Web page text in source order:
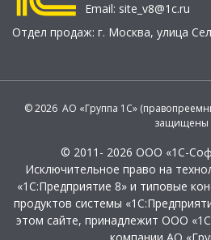
Email: site_v8@1c.ru
Отдел продаж: г. Москва, улица
© 2026 АО «Группа 1С»
защищены
© 2011- 2026 ООО «1С-
Исключительное право на
«1С:Предприятие 8» и типовые
продуктов системы
этом сайте, принадлежит ООО